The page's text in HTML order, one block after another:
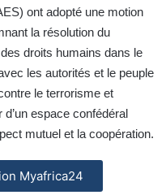
ont adopté une motion
la résolution du
droits humains dans le
les autorités et le peuple
le terrorisme et
espace confédéral
mutuel et la coopération.
Myafrica24